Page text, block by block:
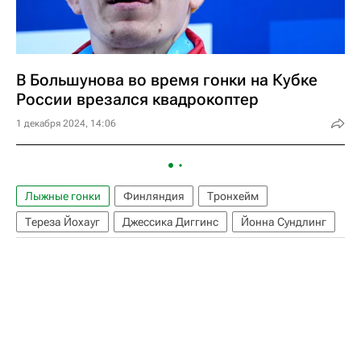
В Большунова во время гонки на Кубке
России врезался квадрокоптер
1 декабря 2024, 14:06
Лыжные гонки Финляндия
Тронхейм
Тереза Йохауг
Джессика Диггинс Йонна Сундлинг